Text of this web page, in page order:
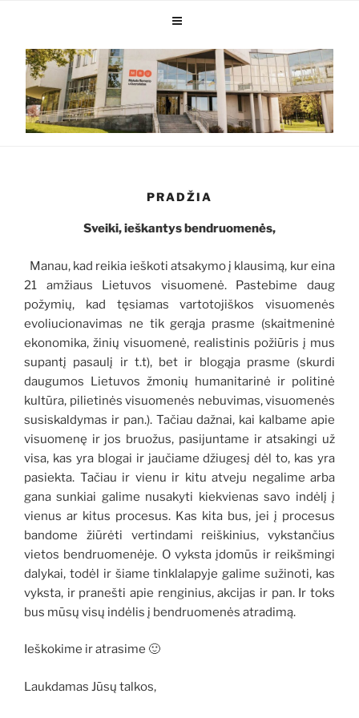
PRADŽIA
Sveiki, ieškantys bendruomenės,
Manau, kad reikia ieškoti atsakymo į klausimą, kur eina
21 amžiaus Lietuvos visuomenė. Pastebime daug
požymių, kad tęsiamas vartotojiškos visuomenės
evoliucionavimas ne tik gerąja prasme (skaitmeninė
ekonomika, žinių visuomenė, realistinis požiūris į mus
supantį pasaulį ir t.t), bet ir blogąja prasme (skurdi
daugumos Lietuvos žmonių humanitarinė ir politinė
kultūra, pilietinės visuomenės nebuvimas, visuomenės
susiskaldymas ir pan.). Tačiau dažnai, kai kalbame apie
visuomenę ir jos bruožus, pasijuntame ir atsakingi už
visa, kas yra blogai ir jaučiame džiugesį dėl to, kas yra
pasiekta. Tačiau ir vienu ir kitu atveju negalime arba
gana sunkiai galime nusakyti kiekvienas savo indėlį į
vienus ar kitus procesus. Kas kita bus, jei į procesus
bandome žiūrėti vertindami reiškinius, vykstančius
vietos bendruomenėje. O vyksta įdomūs ir reikšmingi
dalykai, todėl ir šiame tinklalapyje galime sužinoti, kas
vyksta, ir pranešti apie renginius, akcijas ir pan. Ir toks
bus mūsų visų indėlis į bendruomenės atradimą.
Ieškokime ir atrasime 🙂
Laukdamas Jūsų talkos,